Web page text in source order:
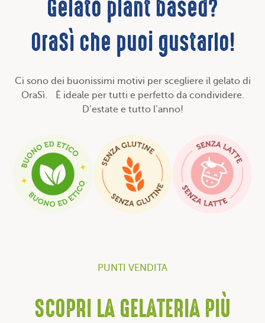
Gelato plant based?
OraSì che puoi gustarlo!
Ci sono dei buonissimi motivi per scegliere il gelato di
OraSì. È ideale per tutti e perfetto da condividere.
D’estate e tutto l’anno!
PUNTI VENDITA
SCOPRI LA GELATERIA PIÙ